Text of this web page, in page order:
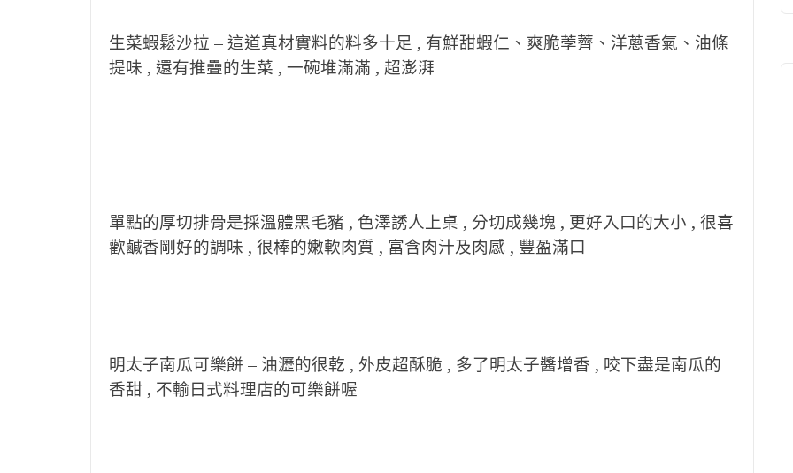
生菜蝦鬆沙拉 – 這道真材實料的料多十足 , 有鮮甜蝦仁、爽脆荸薺、洋蔥香氣、油條
提味 , 還有推疊的生菜 , 一碗堆滿滿 , 超澎湃
單點的厚切排骨是採溫體黑毛豬 , 色澤誘人上桌 , 分切成幾塊 , 更好入口的大小 , 很喜
歡鹹香剛好的調味 , 很棒的嫩軟肉質 , 富含肉汁及肉感 , 豐盈滿口
明太子南瓜可樂餅 – 油瀝的很乾 , 外皮超酥脆 , 多了明太子醬增香 , 咬下盡是南瓜的
香甜 , 不輸日式料理店的可樂餅喔